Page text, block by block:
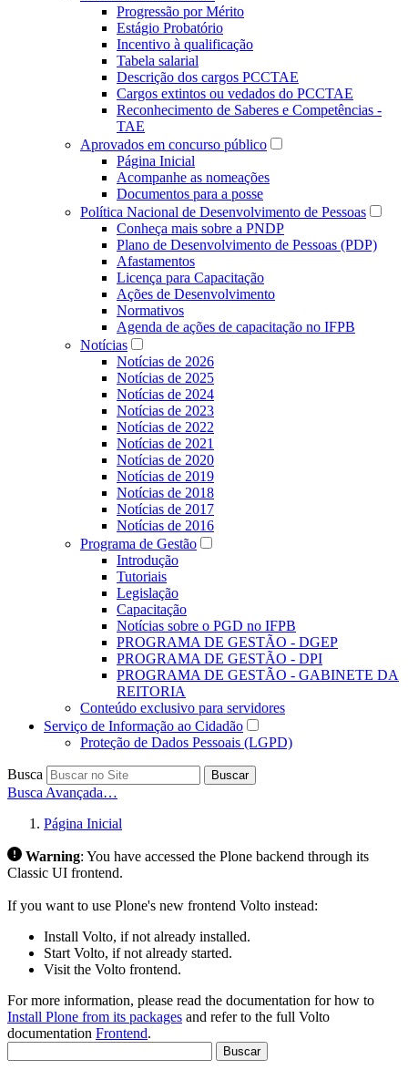
Progressão por Mérito
Estágio Probatório
Incentivo à qualificação
Tabela salarial
Descrição dos cargos PCCTAE
Cargos extintos ou vedados do PCCTAE
Reconhecimento de Saberes e Competências -
TAE
Aprovados em concurso público
Página Inicial
Acompanhe as nomeações
Documentos para a posse
Política Nacional de Desenvolvimento de Pessoas
Conheça mais sobre a PNDP
Plano de Desenvolvimento de Pessoas (PDP)
Afastamentos
Licença para Capacitação
Ações de Desenvolvimento
Normativos
Agenda de ações de capacitação no IFPB
Notícias
Notícias de 2026
Notícias de 2025
Notícias de 2024
Notícias de 2023
Notícias de 2022
Notícias de 2021
Notícias de 2020
Notícias de 2019
Notícias de 2018
Notícias de 2017
Notícias de 2016
Programa de Gestão
Introdução
Tutoriais
Legislação
Capacitação
Notícias sobre o PGD no IFPB
PROGRAMA DE GESTÃO - DGEP
PROGRAMA DE GESTÃO - DPI
PROGRAMA DE GESTÃO - GABINETE DA
REITORIA
Conteúdo exclusivo para servidores
Serviço de Informação ao Cidadão
Proteção de Dados Pessoais (LGPD)
Busca Buscar
Busca Avançada…
Página Inicial
Warning: You have accessed the Plone backend through its
Classic UI frontend.
If you want to use Plone's new frontend Volto instead:
Install Volto, if not already installed.
Start Volto, if not already started.
Visit the Volto frontend.
For more information, please read the documentation for how to
Install Plone from its packages and refer to the full Volto
documentation Frontend.